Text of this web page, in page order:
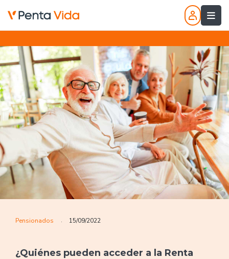
Pensionados . 15/09/2022
¿Quiénes pueden acceder a la Renta